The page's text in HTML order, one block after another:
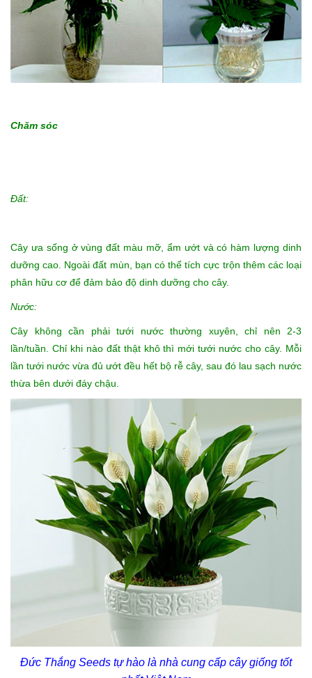
Chăm sóc
Đất:
Cây ưa sống ở vùng đất màu mỡ, ẩm ướt và có hàm lượng dinh
dưỡng cao. Ngoài đất mùn, bạn có thể tích cực trộn thêm các loại
phân hữu cơ để đảm bảo độ dinh dưỡng cho cây.
Nước:
Cây không cần phải tưới nước thường xuyên, chỉ nên 2-3
lần/tuần. Chỉ khi nào đất thật khô thì mới tưới nước cho cây. Mỗi
lần tưới nước vừa đủ ướt đều hết bộ rễ cây, sau đó lau sạch nước
thừa bên dưới đáy chậu.
Đức Thắng Seeds tự hào là nhà cung cấp cây giống tốt